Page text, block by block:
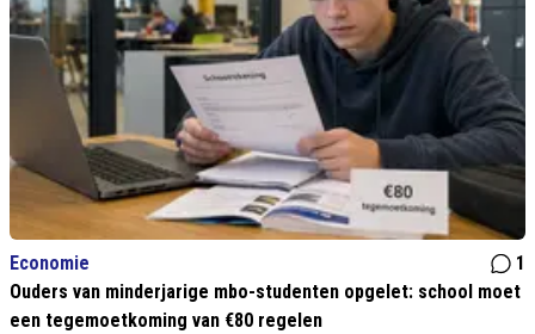
Economie
1
Ouders van minderjarige mbo-studenten opgelet: school moet
een tegemoetkoming van €80 regelen